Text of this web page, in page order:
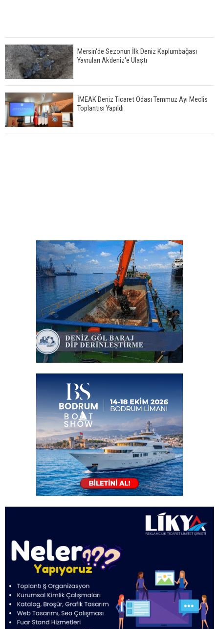
Mersin'de Sezonun İlk Deniz Kaplumbağası
Yavruları Akdeniz'e Ulaştı
İMEAK Deniz Ticaret Odası Temmuz Ayı Meclis
Toplantısı Yapıldı